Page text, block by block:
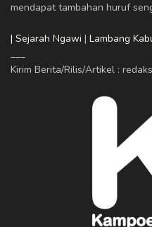
mendapat tambahan huruf
| Sejarah Ngawi | Lambang
___
Kirim Berita/Rilis/Artikel :